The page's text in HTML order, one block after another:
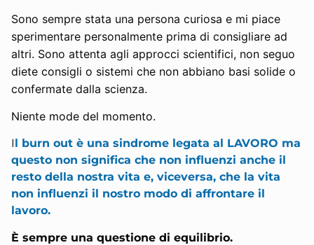
Sono sempre stata una persona curiosa e mi piace
sperimentare personalmente prima di consigliare ad
altri. Sono attenta agli approcci scientifici, non seguo
diete consigli o sistemi che non abbiano basi solide o
confermate dalla scienza.
Niente mode del momento.
Il burn out è una sindrome legata al LAVORO ma
questo non significa che non influenzi anche il
resto della nostra vita e, viceversa, che la vita
non influenzi il nostro modo di affrontare il
lavoro.
È sempre una questione di equilibrio.